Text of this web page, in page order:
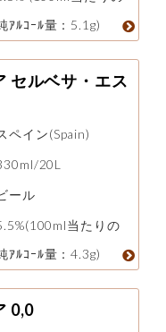
ｱﾙｺｰﾙ量：5.1g)
セルベサ・エス
ペイン(Spain)
20L
ール
当たりの
ｱﾙｺｰﾙ量：4.3g)
0,0